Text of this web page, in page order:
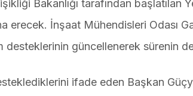
Bakanlığı tarafından başlatılan
erecek. İnşaat Mühendisleri Odası
güncellenerek sürenin de
ifade eden Başkan